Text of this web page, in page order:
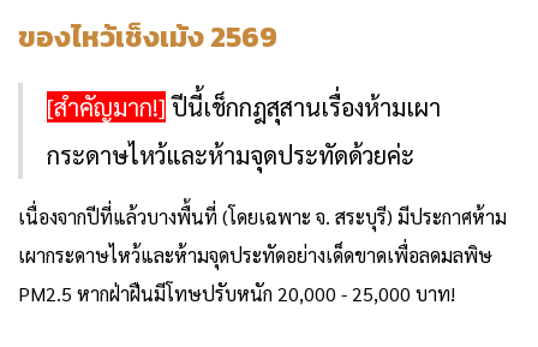
ของไหว้เช็งเม้ง 2569
[สำคัญมาก!]ปีนี้เช็กกฎสุสานเรื่องห้ามเผา
กระดาษไหว้และห้ามจุดประทัดด้วยค่ะ
เนื่องจากปีที่แล้วบางพื้นที่ (โดยเฉพาะ จ. สระบุรี) มีประกาศห้าม
เผากระดาษไหว้และห้ามจุดประทัดอย่างเด็ดขาดเพื่อลดมลพิษ
PM2.5 หากฝ่าฝืนมีโทษปรับหนัก 20,000 - 25,000 บาท!